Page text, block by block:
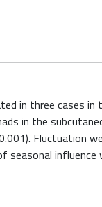
in three cases in
in the
Fluctuation
influence